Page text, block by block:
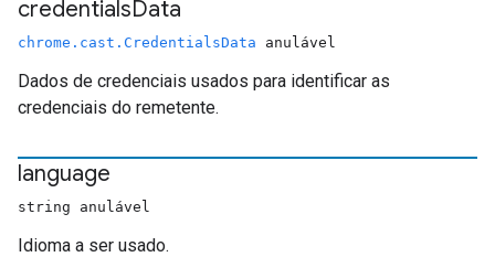
credentialsData
chrome.cast.CredentialsData anulável
Dados de credenciais usados para identificar as
credenciais do remetente.
language
string anulável
Idioma a ser usado.